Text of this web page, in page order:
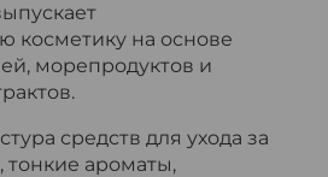
косметику на основе
морепродуктов и
средств для ухода за
тонкие ароматы,